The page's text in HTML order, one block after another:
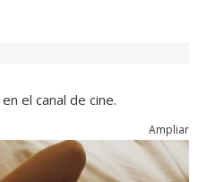
el canal de cine.
Ampliar